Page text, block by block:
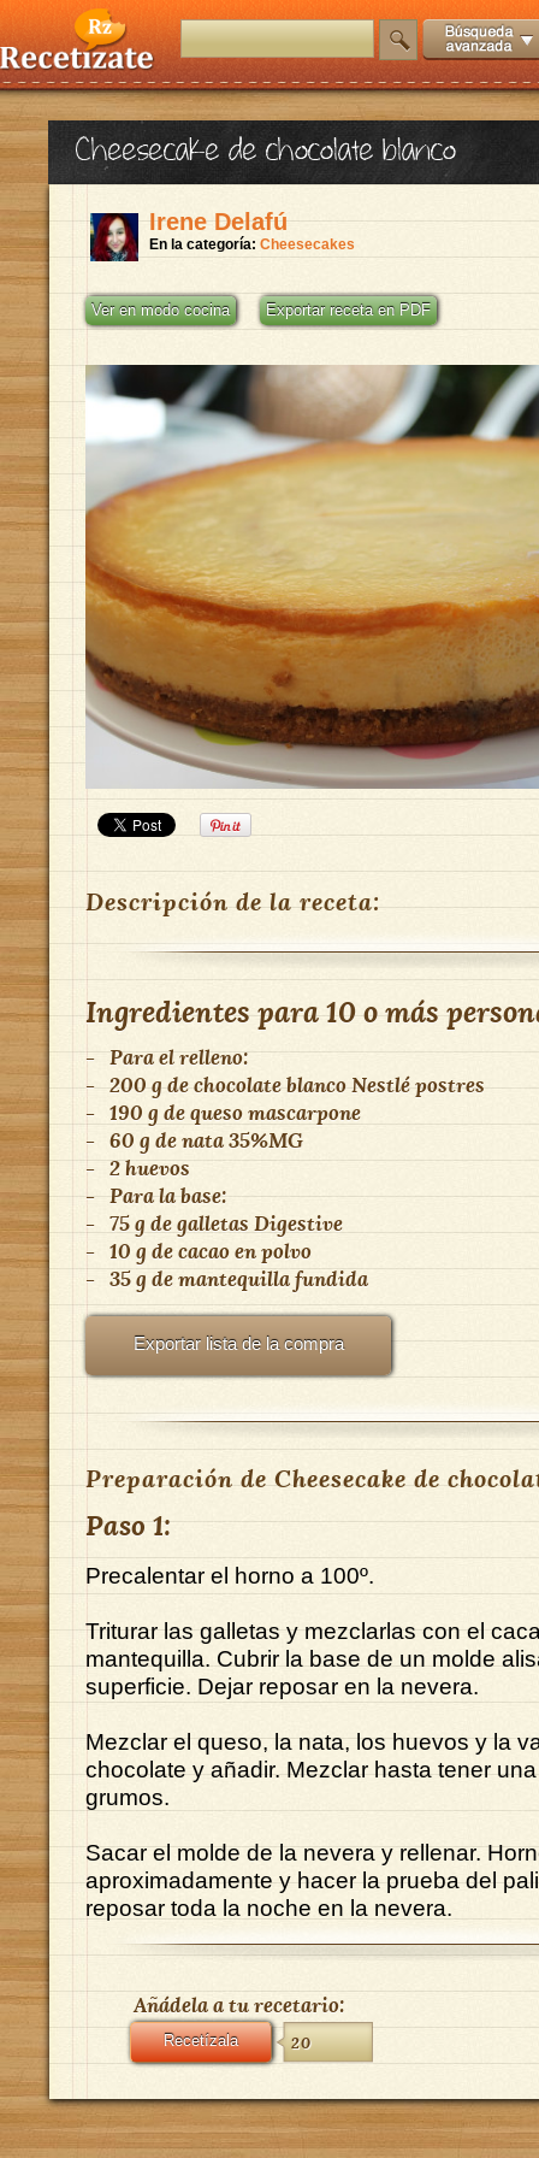
Cheesecake de chocolate blanco
Irene Delafú
En la categoría: Cheesecakes
Ver en modo cocina Exportar receta en PDF
Descripción de la receta:
Ingredientes para10 o más
- Para el relleno:
- 200 g de chocolate blanco Nestlé postres
- 190 g de queso mascarpone
- 60 g de nata 35%MG
- 2 huevos
- Para la base:
- 75 g de galletas Digestive
- 10 g de cacao en polvo
- 35 g de mantequilla fundida
Exportar lista de la compra
Preparación de Cheesecake de
Paso 1:
Precalentar el horno a 100º.
Triturar las galletas y mezclarlas con el
mantequilla. Cubrir la base de un molde
superficie. Dejar reposar en la nevera.
Mezclar el queso, la nata, los huevos y la
chocolate y añadir. Mezclar hasta tener
grumos.
Sacar el molde de la nevera y rellenar.
aproximadamente y hacer la prueba del
reposar toda la noche en la nevera.
Añádela a tu recetario:
Recetízala 20